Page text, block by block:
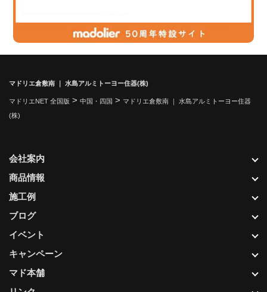
マドリエ倉敷南 ｜ 水島アルミトーヨー住器(株)
マドリエNET 全国版 > 中国・四国 > マドリエ倉敷南 ｜ 水島アルミトーヨー住器
(株)
会社案内
商品情報
施工例
ブログ
イベント
キャンペーン
マド本舗